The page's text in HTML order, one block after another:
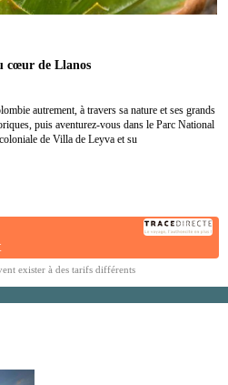
cœur de Llanos
autrement, à travers sa nature et ses grands
puis aventurez-vous dans le Parc National
de Villa de Leyva et su
exister à des tarifs différents